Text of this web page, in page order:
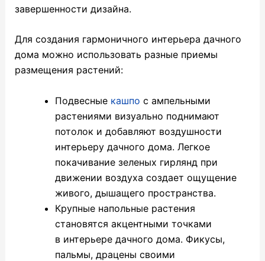
завершенности дизайна.
Для создания гармоничного интерьера дачного
дома можно использовать разные приемы
размещения растений:
Подвесные кашпо с ампельными
растениями визуально поднимают
потолок и добавляют воздушности
интерьеру дачного дома. Легкое
покачивание зеленых гирлянд при
движении воздуха создает ощущение
живого, дышащего пространства.
Крупные напольные растения
становятся акцентными точками
в интерьере дачного дома. Фикусы,
пальмы, драцены своими